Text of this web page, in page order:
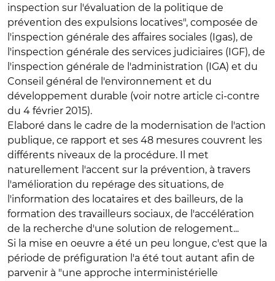
inspection sur l'évaluation de la politique de
prévention des expulsions locatives", composée de
l'inspection générale des affaires sociales (Igas), de
l'inspection générale des services judiciaires (IGF), de
l'inspection générale de l'administration (IGA) et du
Conseil général de l'environnement et du
développement durable (voir notre article ci-contre
du 4 février 2015).
Elaboré dans le cadre de la modernisation de l'action
publique, ce rapport et ses 48 mesures couvrent les
différents niveaux de la procédure. Il met
naturellement l'accent sur la prévention, à travers
l'amélioration du repérage des situations, de
l'information des locataires et des bailleurs, de la
formation des travailleurs sociaux, de l'accélération
de la recherche d'une solution de relogement...
Si la mise en oeuvre a été un peu longue, c'est que la
période de préfiguration l'a été tout autant afin de
parvenir à "une approche interministérielle